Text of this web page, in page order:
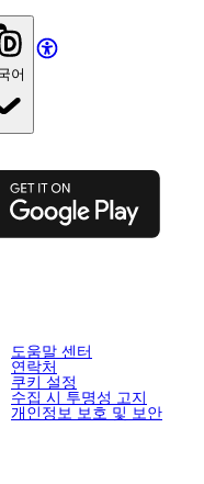
어
도움말 센터
연락처
쿠키 설정
수집 시 투명성 고지
개인정보 보호 및 보안